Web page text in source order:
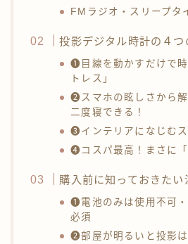
FMラジオ・スリープタ
投影デジタル時計の４
❶目線を動かすだけで
トレス」
❷スマホの眩しさから
二度寝できる！
❸インテリアになじむ
❹コスパ最高！まさに「
購入前に知っておきた
❶電池のみは使用不可
必須
❷部屋が明るいと投影